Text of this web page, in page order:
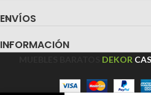
ENVÍOS
INFORMACIÓN
DEKOR